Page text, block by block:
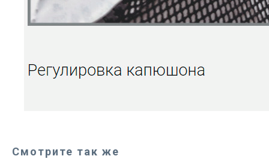
Смотрите так же